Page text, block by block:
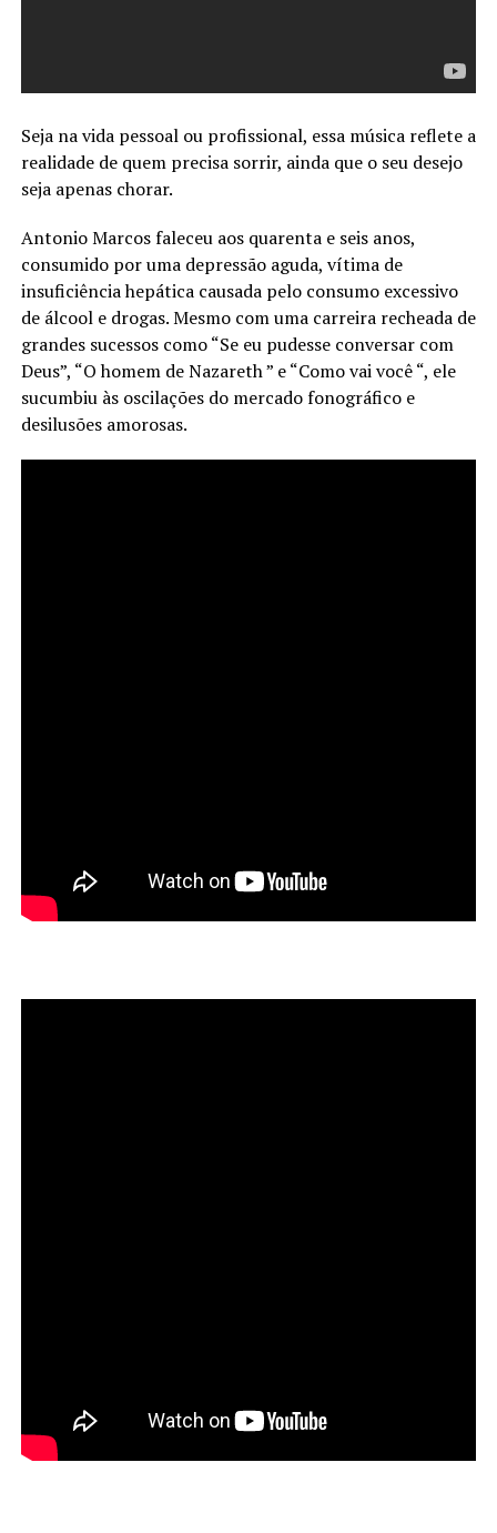
Seja na vida pessoal ou profissional, essa música reflete a
realidade de quem precisa sorrir, ainda que o seu desejo
seja apenas chorar.
Antonio Marcos faleceu aos quarenta e seis anos,
consumido por uma depressão aguda, vítima de
insuficiência hepática causada pelo consumo excessivo
de álcool e drogas. Mesmo com uma carreira recheada de
grandes sucessos como “Se eu pudesse conversar com
Deus”, “O homem de Nazareth ” e “Como vai você “, ele
sucumbiu às oscilações do mercado fonográfico e
desilusões amorosas.